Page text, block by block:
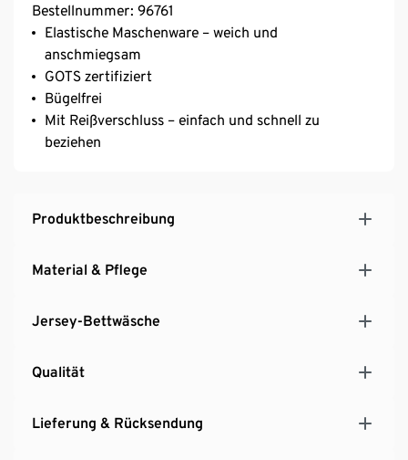
Bestellnummer: 96761
Elastische Maschenware – weich und
anschmiegsam
GOTS zertifiziert
Bügelfrei
Mit Reißverschluss – einfach und schnell zu
beziehen
Produktbeschreibung
Material & Pflege
Jersey-Bettwäsche
Qualität
Lieferung & Rücksendung